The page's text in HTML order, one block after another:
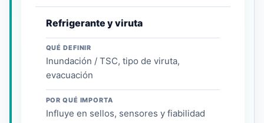
Refrigerante y viruta
QUÉ DEFINIR
Inundación / TSC, tipo de viruta,
evacuación
POR QUÉ IMPORTA
Influye en sellos, sensores y fiabilidad